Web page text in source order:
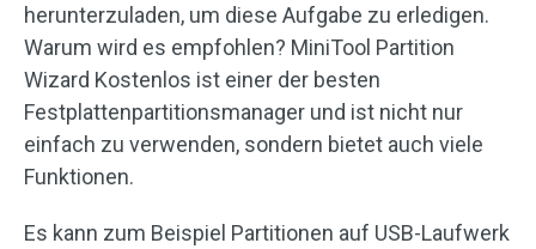
herunterzuladen, um diese Aufgabe zu erledigen.
Warum wird es empfohlen? MiniTool Partition
Wizard Kostenlos ist einer der besten
Festplattenpartitionsmanager und ist nicht nur
einfach zu verwenden, sondern bietet auch viele
Funktionen.
Es kann zum Beispiel Partitionen auf USB-Laufwerk